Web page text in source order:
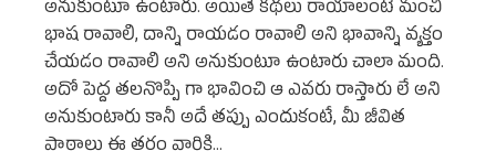
అనుకుంటూ ఉంటారు. అయితే కథలు రాయాలంటే మంచి
భాష రావాలి, దాన్ని రాయడం రావాలి అని భావాన్ని వ్యక్తం
చేయడం రావాలి అని అనుకుంటూ ఉంటారు చాలా మంది.
అదో పెద్ద తలనొప్పి గా భావించి ఆ ఎవరు రాస్తారు లే అని
అనుకుంటారు కానీ అదే తప్పు ఎందుకంటే, మీ జీవిత
పాఠాలు ఈ తరం వారికి…